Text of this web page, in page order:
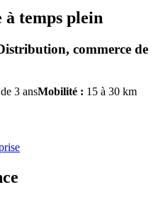
temps plein
commerce de
3 ansMobilité : 15 à 30 km